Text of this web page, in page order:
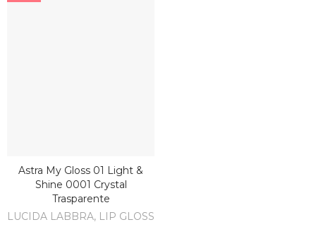
AGGIUNGI AL CARRELLO
Astra My Gloss 01 Light &
Shine 0001 Crystal
Trasparente
LUCIDA LABBRA, LIP GLOSS